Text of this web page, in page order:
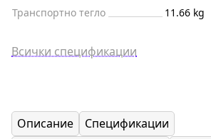
Транспортно тегло 11.66 kg
Всички спецификации
Описание
Спецификации